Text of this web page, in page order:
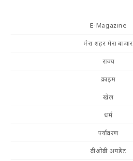
E-Magazine
मेरा शहर मेरा बाजार
राज्य
क्राइम
खेल
धर्म
पर्यावरण
वीओबी अपडेट